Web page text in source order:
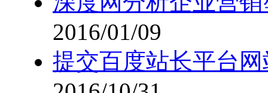
2016/01/09
提交百度站长平台